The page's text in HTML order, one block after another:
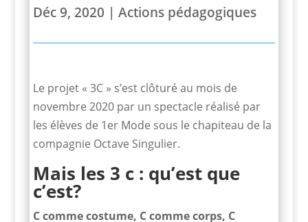
Déc 9, 2020 | Actions pédagogiques
Le projet « 3C » s’est clôturé au mois de
novembre 2020 par un spectacle réalisé par
les élèves de 1er Mode sous le chapiteau de la
compagnie Octave Singulier.
Mais les 3 c : qu’est que
c’est?
C comme costume, C comme corps, C